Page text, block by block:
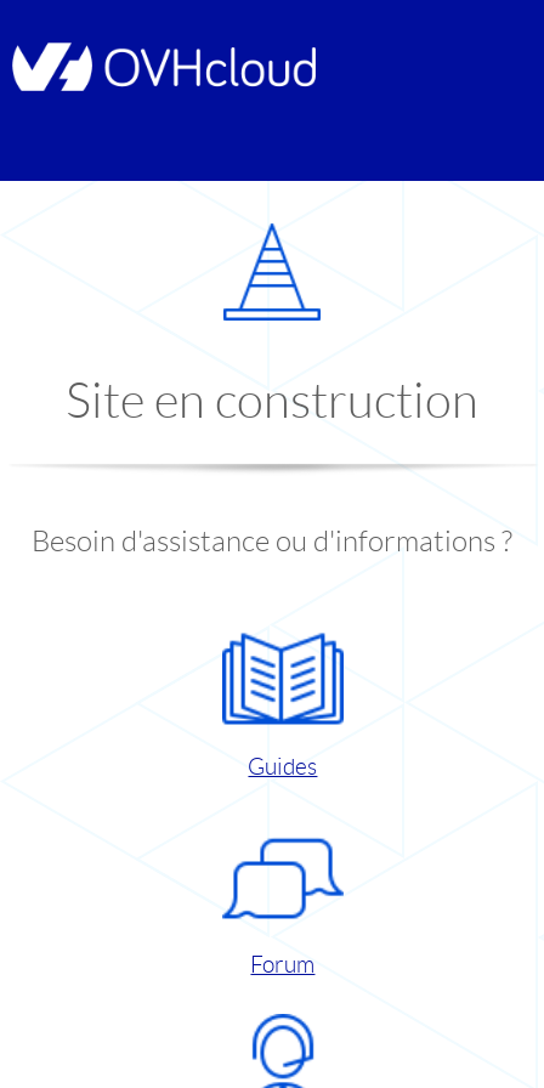
Site en construction
Besoin d'assistance ou d'informations ?
Guides
Forum